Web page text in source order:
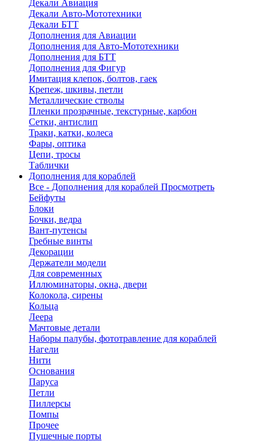
Декали Авиация
Декали Авто-Мототехники
Декали БТТ
Дополнения для Авиации
Дополнения для Авто-Мототехники
Дополнения для БТТ
Дополнения для Фигур
Имитация клепок, болтов, гаек
Крепеж, шкивы, петли
Металлические стволы
Пленки прозрачные, текстурные, карбон
Сетки, антислип
Траки, катки, колеса
Фары, оптика
Цепи, тросы
Таблички
Дополнения для кораблей
Все - Дополнения для кораблей Просмотреть
Бейфуты
Блоки
Бочки, ведра
Вант-путенсы
Гребные винты
Декорации
Держатели модели
Для современных
Иллюминаторы, окна, двери
Колокола, сирены
Кольца
Леера
Мачтовые детали
Наборы палубы, фототравление для кораблей
Нагели
Нити
Основания
Паруса
Петли
Пиллерсы
Помпы
Прочее
Пушечные порты